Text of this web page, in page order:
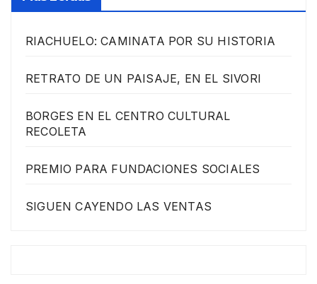
RIACHUELO: CAMINATA POR SU HISTORIA
RETRATO DE UN PAISAJE, EN EL SIVORI
BORGES EN EL CENTRO CULTURAL
RECOLETA
PREMIO PARA FUNDACIONES SOCIALES
SIGUEN CAYENDO LAS VENTAS